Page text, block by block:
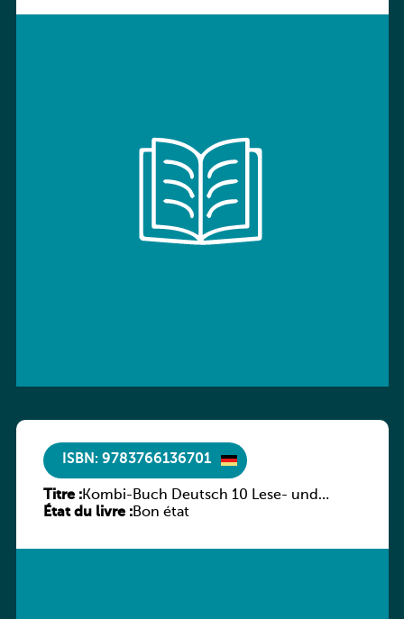
ISBN: 9783766136701
Titre :Kombi-Buch Deutsch 10 Lese- und
Sprachbuch
État du livre :Bon état